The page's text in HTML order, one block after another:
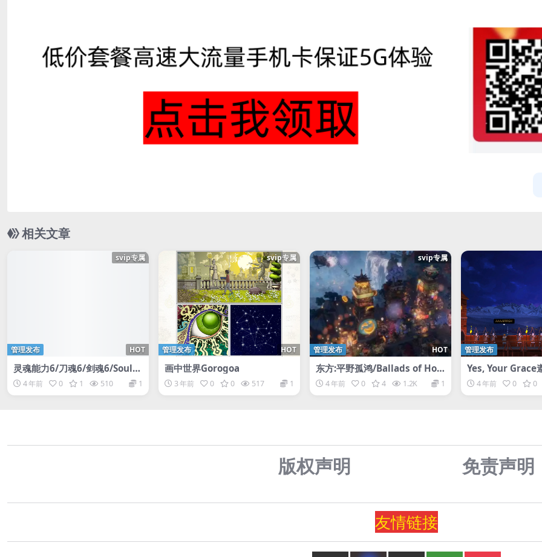
相关文章
svip专属
HOT
管理发布
灵魂能力6/刀魂6/剑魂6/SoulC
alibur VI
4 年前 0 1 510 1
svip专属
HOT
管理发布
画中世界Gorogoa
3 年前 0 0 517 1
svip专属
HOT
管理发布
东方:平野孤鸿/Ballads of Hon
gye4 年前 0 4 1.2K 1
管理发布
Yes, Your Grace
4 年前 0 0
版权声明 免责声明
友情链接